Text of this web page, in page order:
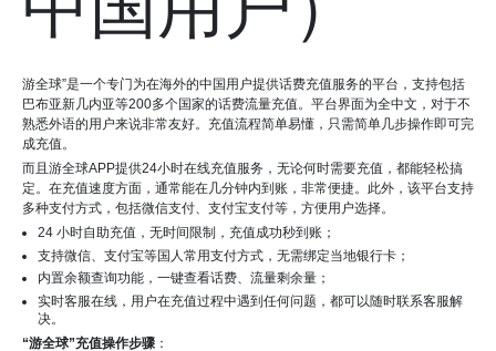
游全球”是一个专门为在海外的中国用户提供话费充值服务的平台，支持包括
巴布亚新几内亚等200多个国家的话费流量充值。平台界面为全中文，对于不
熟悉外语的用户来说非常友好。充值流程简单易懂，只需简单几步操作即可完
成充值。
而且游全球APP提供24小时在线充值服务，无论何时需要充值，都能轻松搞
定。在充值速度方面，通常能在几分钟内到账，非常便捷。此外，该平台支持
多种支付方式，包括微信支付、支付宝支付等，方便用户选择。
24 小时自助充值，无时间限制，充值成功秒到账；
支持微信、支付宝等国人常用支付方式，无需绑定当地银行卡；
内置余额查询功能，一键查看话费、流量剩余量；
实时客服在线，用户在充值过程中遇到任何问题，都可以随时联系客服解
决。
“游全球”充值操作步骤 ：